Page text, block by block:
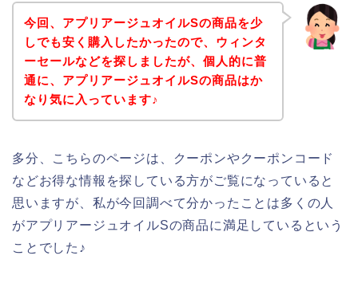
今回、アプリアージュオイルSの商品を少
しでも安く購入したかったので、ウィンタ
ーセールなどを探しましたが、個人的に普
通に、アプリアージュオイルSの商品はか
なり気に入っています♪
多分、こちらのページは、クーポンやクーポンコード
などお得な情報を探している方がご覧になっていると
思いますが、私が今回調べて分かったことは多くの人
がアプリアージュオイルSの商品に満足しているという
ことでした♪